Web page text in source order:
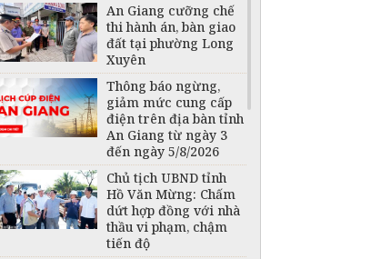
An Giang cưỡng chế
thi hành án, bàn giao
đất tại phường Long
Xuyên
Thông báo ngừng,
giảm mức cung cấp
điện trên địa bàn tỉnh
An Giang từ ngày 3
đến ngày 5/8/2026
Chủ tịch UBND tỉnh
Hồ Văn Mừng: Chấm
dứt hợp đồng với nhà
thầu vi phạm, chậm
tiến độ